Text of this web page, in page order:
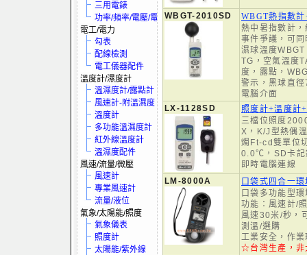
三用電錶
功率/頻率/電壓/電流
電工/電力
勾表
配線檢測
電工儀器配件
溫度計/濕度計
溫濕度計/露點計
風速計-附溫濕度
溫度計
多功能溫濕度計
紅外線溫度計
溫濕度配件
風速/流量/微壓
風速計
專業風速計
流量/液位
氣象/太陽能/照度
氣象儀表
照度計
太陽能/紫外線
WBGT-2010SD
WBGT熱指數
熱中暑指數計
事件爭議，可
濕球溫度
TG，空氣溫度
度，露點，
警示，黑球直
電腦介面
LX-1128SD
照度計+溫度計
三檔位照度
X，K/J型熱偶
燭Ft-cd雙單位
0.0℃，SD卡記
即時電腦連線
LM-8000A
口袋式四合一
口袋多功能型
功能：風速計/
風速30米/秒，
測溫/選購
工業安全，作
☆台灣生產，非